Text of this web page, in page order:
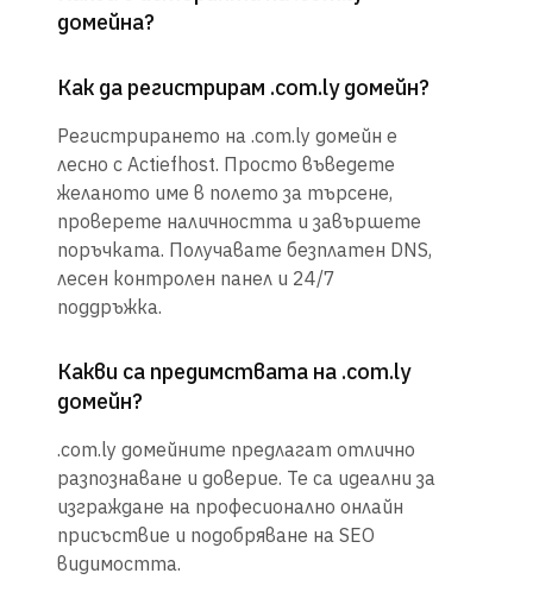
домейна?
Как да регистрирам .com.ly домейн?
Регистрирането на .com.ly домейн е
лесно с Actiefhost. Просто въведете
желаното име в полето за търсене,
проверете наличността и завършете
поръчката. Получавате безплатен DNS,
лесен контролен панел и 24/7
поддръжка.
Какви са предимствата на .com.ly
домейн?
.com.ly домейните предлагат отлично
разпознаване и доверие. Те са идеални за
изграждане на професионално онлайн
присъствие и подобряване на SEO
видимостта.